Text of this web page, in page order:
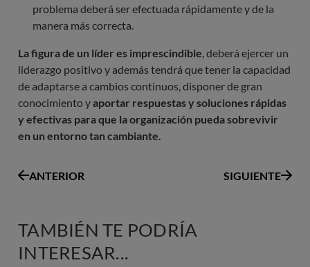
problema deberá ser efectuada rápidamente y de la
manera más correcta.
La figura de un líder es imprescindible, deberá ejercer un
liderazgo positivo y además tendrá que tener la capacidad
de adaptarse a cambios continuos, disponer de gran
conocimiento yaportar respuestas y soluciones rápidas
y efectivas para que la organización pueda sobrevivir
en un entorno tan cambiante.
ANTERIOR SIGUIENTE
TAMBIÉN TE PODRÍA
INTERESAR...